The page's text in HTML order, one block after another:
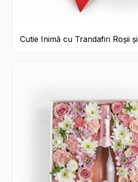
Cutie Inimă cu Trandafiri Roșii și
Bomboane Raffaello